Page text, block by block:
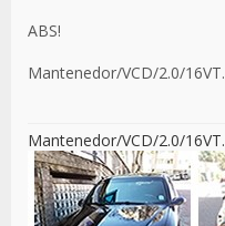
ABS!
Mantenedor/VCD/2.0/16VT.
Mantenedor/VCD/2.0/16VT.